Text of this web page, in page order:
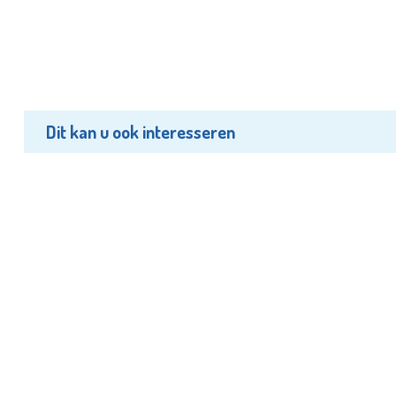
Dit kan u ook interesseren